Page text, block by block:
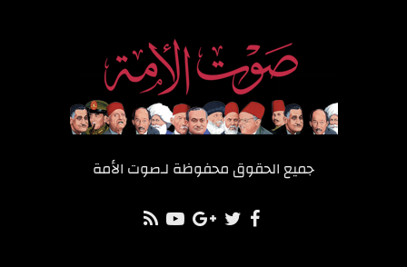
جميع الحقوق محفوظة لـصوت الأمة